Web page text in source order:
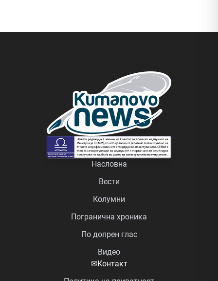
Насловна
Вести
Колумни
Погранична хроника
По допрен глас
Видео
✉Контакт